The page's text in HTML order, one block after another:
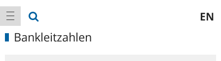
Hauptnavigation
Navigation anzeigen EN
Bankleitzahlen